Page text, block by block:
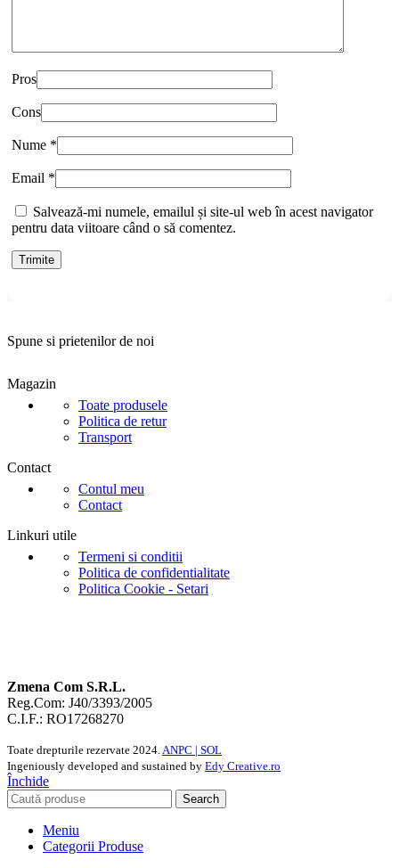
Pros
Cons
Nume *
Email *
Salvează-mi numele, emailul și site-ul web în acest navigator
pentru data viitoare când o să comentez.
Spune si prietenilor de noi
Magazin
Toate produsele
Politica de retur
Transport
Contact
Contul meu
Contact
Linkuri utile
Termeni si conditii
Politica de confidentialitate
Politica Cookie - Setari
Zmena Com S.R.L.
Reg.Com: J40/3393/2005
C.I.F.: RO17268270
Toate drepturile rezervate 2024.ANPC | SOL
Ingeniously developed and sustained by Edy Creative.ro
Închide
Search
Meniu
Categorii Produse